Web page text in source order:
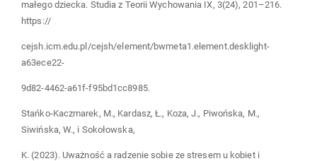
małego dziecka. Studia z Teorii Wychowania IX, 3(24), 201–216.
https://
cejsh.icm.edu.pl/cejsh/element/bwmeta1.element.desklight-
a63ece22-
9d82-4462-a61f-f95bd1cc8985.
Stańko-Kaczmarek, M., Kardasz, Ł., Koza, J., Piwońska, M.,
Siwińska, W., i Sokołowska,
K. (2023). Uważność a radzenie sobie ze stresem u kobiet i